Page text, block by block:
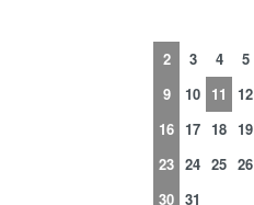
2
3 4 5
9
10 11 12
16 17 18 19
23 24 25 26
30 31